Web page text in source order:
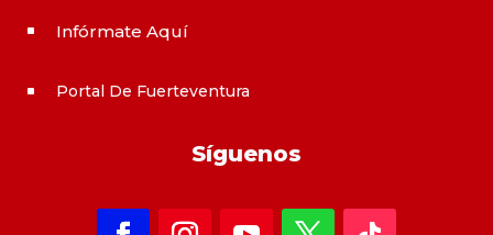
^ Infórmate Aquí
^ Portal De Fuerteventura
Síguenos